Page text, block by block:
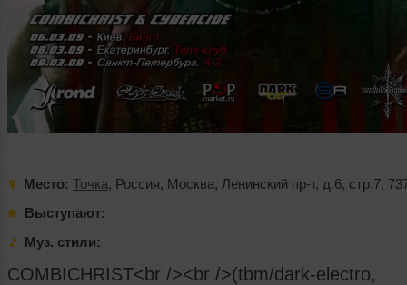
Место: Точка, Россия, Москва, Ленинский пр-т, д.6, стр.7,
Выступают:
Муз. стили:
COMBICHRIST<br /><br />(tbm/dark-electro,